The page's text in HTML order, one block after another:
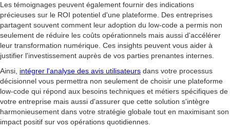
Les témoignages peuvent également fournir des indications
précieuses sur le ROI potentiel d'une plateforme. Des entreprises
partagent souvent comment leur adoption du low-code a permis non
seulement de réduire les coûts opérationnels mais aussi d'accélérer
leur transformation numérique. Ces insights peuvent vous aider à
justifier l'investissement auprès de vos parties prenantes internes.
Ainsi, intégrer l'analyse des avis utilisateurs dans votre processus
décisionnel vous permettra non seulement de choisir une plateforme
low-code qui répond aux besoins techniques et métiers spécifiques de
votre entreprise mais aussi d'assurer que cette solution s'intègre
harmonieusement dans votre stratégie globale tout en maximisant son
impact positif sur vos opérations quotidiennes.